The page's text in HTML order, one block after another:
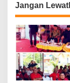
Jangan